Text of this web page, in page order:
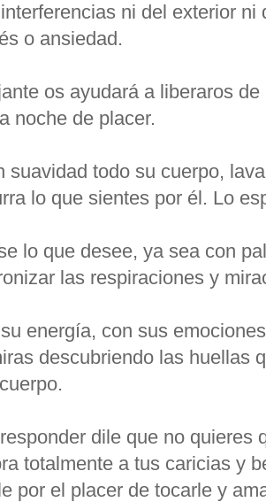
ni del exterior ni
o ansiedad.
os ayudará a liberaros
noche de placer.
suavidad todo su cuerpo,
lo que sientes por él. Lo
lo que desee, ya sea con
las respiraciones y
energía, con sus
descubriendo las huellas
dile que no quieres
totalmente a tus caricias y
por el placer de tocarle y